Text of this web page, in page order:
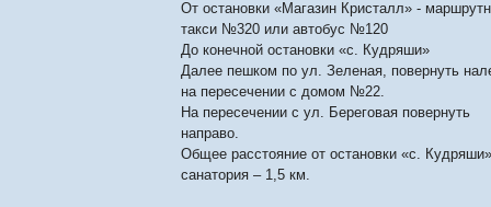
От остановки «Магазин Кристалл» -
такси №320 или автобус №120
До конечной остановки «с. Кудряши»
Далее пешком по ул. Зеленая, повернуть
на пересечении с домом №22.
На пересечении с ул. Береговая повернуть
направо.
Общее расстояние от остановки «с.
санатория – 1,5 км.